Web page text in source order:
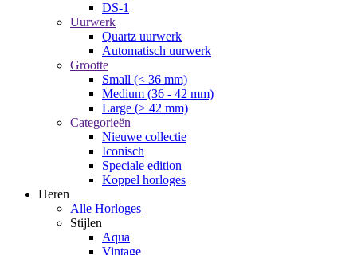
DS-1
Uurwerk
Quartz uurwerk
Automatisch uurwerk
Grootte
Small (< 36 mm)
Medium (36 - 42 mm)
Large (> 42 mm)
Categorieën
Nieuwe collectie
Iconisch
Speciale edition
Koppel horloges
Heren
Alle Horloges
Stijlen
Aqua
Vintage